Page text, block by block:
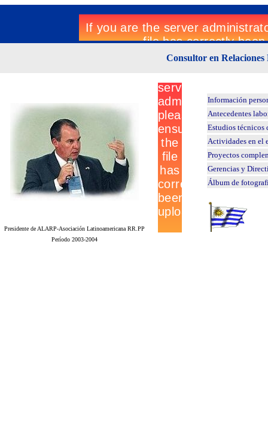
Consultor en Relaciones
Información
Antecedentes
Estudios técnicos
Actividades en el
Proyectos
Gerencias y
Álbum de
Presidente de ALARP-Asociación Latinoamericana RR.PP
Período 2003-2004